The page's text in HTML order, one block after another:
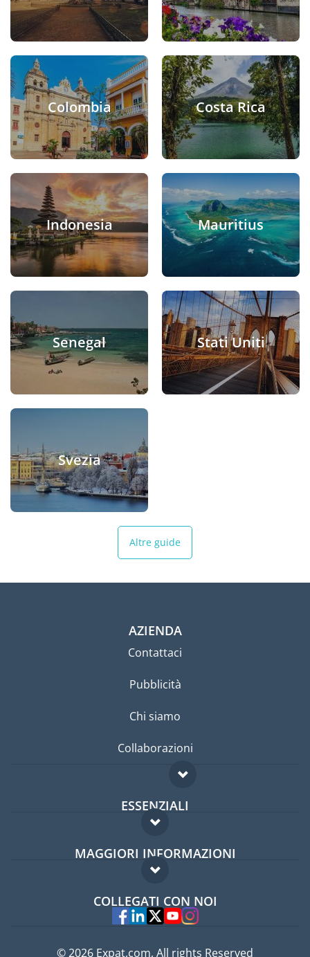
Colombia Costa Rica
Indonesia Mauritius
Senegal Stati Uniti
Svezia
Altre guide
AZIENDA
Contattaci
Pubblicità
Chi siamo
Collaborazioni
ESSENZIALI
Forum per expat
Guida per expat
MAGGIORI INFORMAZIONI
Domande frequenti
Esperti
COLLEGATI CON NOI
© 2026 Expat.com, All rights Reserved